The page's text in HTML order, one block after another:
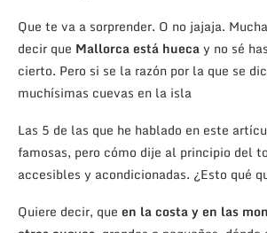
Que te va a sorprender. O no jajaja.
decir que Mallorca está huecay no sé
cierto. Pero si se la razón por la que se
muchísimas cuevas en la isla
Las 5 de las que he hablado en este
famosas, pero cómo dije al principio del
accesibles y acondicionadas. ¿Esto qué
Quiere decir, que en la costa y en las